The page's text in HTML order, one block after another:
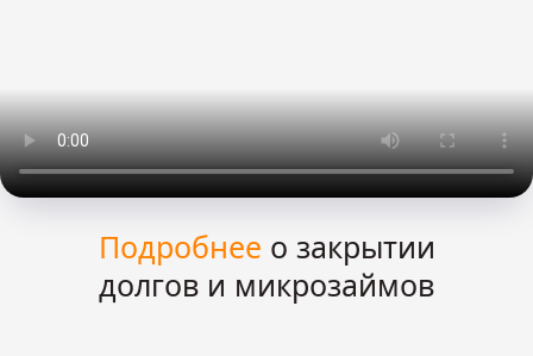
Подробнее о закрытии
долгов и микрозаймов